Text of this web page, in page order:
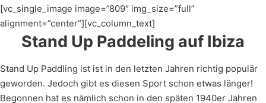
[vc_single_image image=”809″ img_size=”full”
alignment=”center”][vc_column_text]
Stand Up Paddeling auf Ibiza
Stand Up Paddling ist ist in den letzten Jahren richtig populär
geworden. Jedoch gibt es diesen Sport schon etwas länger!
Begonnen hat es nämlich schon in den späten 1940er Jahren